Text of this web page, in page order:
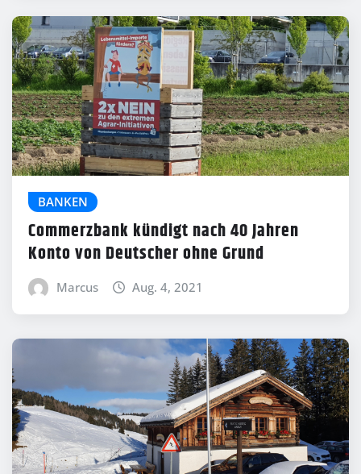
BANKEN
Commerzbank kündigt nach 40 Jahren
Konto von Deutscher ohne Grund
Marcus Aug. 4, 2021